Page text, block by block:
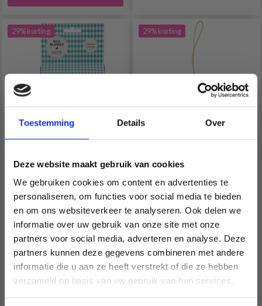
Toestemming Details Over
Deze website maakt gebruik van cookies
We gebruiken cookies om content en advertenties te
personaliseren, om functies voor social media te bieden
en om ons websiteverkeer te analyseren. Ook delen we
informatie over uw gebruik van onze site met onze
partners voor social media, adverteren en analyse. Deze
partners kunnen deze gegevens combineren met andere
informatie die u aan ze heeft verstrekt of die ze hebben
verzameld op basis van uw gebruik van hun services.
29% korting
EIERBLAZER, 1 SET
EUR 2.90 EUR 4.10
Aantal
29% korting
MINI EITJES GEMENGD
HOUT 25 MM, 20 ST
EUR 3.40
Aantal
Économisez jusqu'à 50 %
Soyez le premier à connaître nos soldes et